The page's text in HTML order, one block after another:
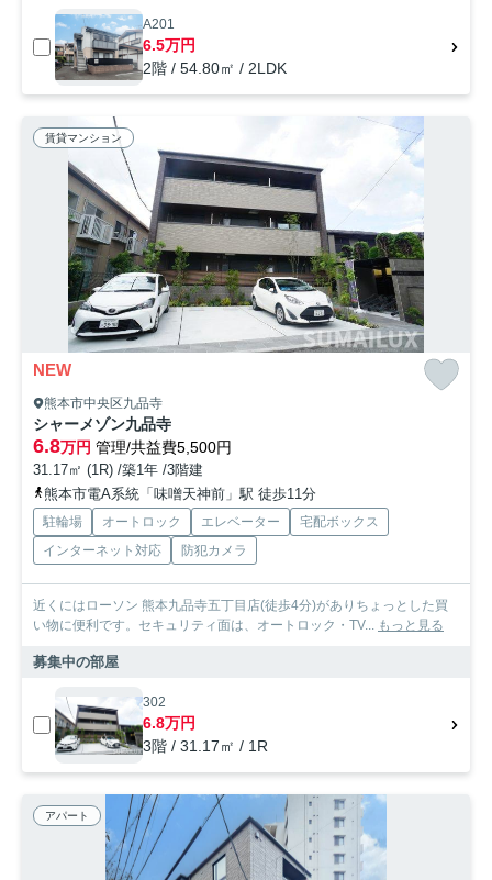
A201
6.5万円
2階 / 54.80㎡ / 2LDK
賃貸マンション
NEW
熊本市中央区九品寺
シャーメゾン九品寺
6.8万円 管理/共益費5,500円
31.17㎡ (1R) /築1年 /3階建
熊本市電A系統「味噌天神前」駅 徒歩11分
駐輪場 オートロック エレベーター
宅配ボックス
インターネット対応
防犯カメラ
近くにはローソン 熊本九品寺五丁目店(徒歩4分)がありちょっとした買
い物に便利です。セキュリティ面は、オートロック・TV... もっと見る
募集中の部屋
302
6.8万円
3階 / 31.17㎡ / 1R
アパート